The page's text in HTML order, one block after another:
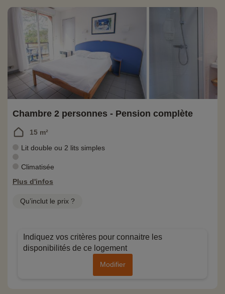
Chambre 2 personnes - Pension complète
15 m²
Lit double ou 2 lits simples
Climatisée
Plus d'infos
Qu’inclut le prix ?
Indiquez vos critères pour connaitre les
disponibilités de ce logement
Modifier